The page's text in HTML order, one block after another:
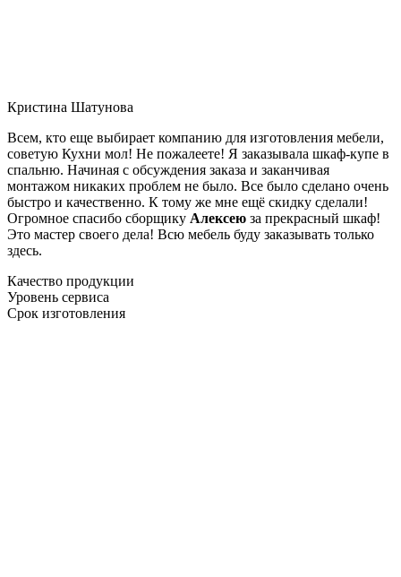
Кристина Шатунова
Всем, кто еще выбирает компанию для изготовления мебели,
советую Кухни мол! Не пожалеете! Я заказывала шкаф-купе в
спальню. Начиная с обсуждения заказа и заканчивая
монтажом никаких проблем не было. Все было сделано очень
быстро и качественно. К тому же мне ещё скидку сделали!
Огромное спасибо сборщику Алексею за прекрасный шкаф!
Это мастер своего дела! Всю мебель буду заказывать только
здесь.
Качество продукции
Уровень сервиса
Срок изготовления